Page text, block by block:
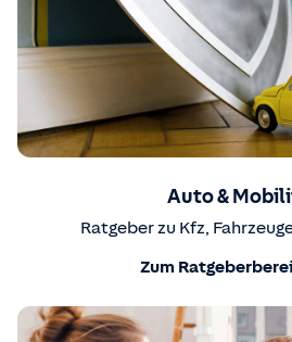
Auto &
Ratgeber zu Kfz,
Zum